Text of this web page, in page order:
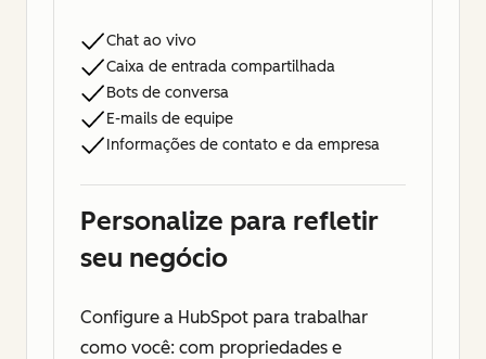
Chat ao vivo
Caixa de entrada compartilhada
Bots de conversa
E-mails de equipe
Informações de contato e da empresa
Personalize para refletir
seu negócio
Configure a HubSpot para trabalhar
como você: com propriedades e